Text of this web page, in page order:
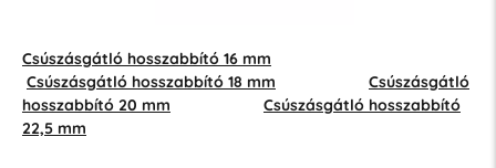
Csúszásgátló hosszabbító 16 mm
Csúszásgátló hosszabbító 18 mm
Csúszásgátló
hosszabbító 20 mm
Csúszásgátló hosszabbító
22,5 mm